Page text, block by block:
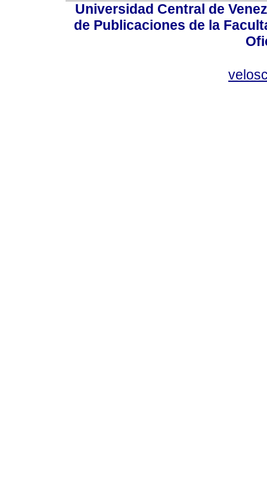
Universidad Central de
de Publicaciones de la